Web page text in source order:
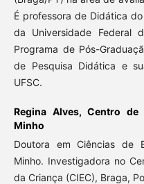
É professora de Didática
da Universidade Federal
Programa de Pós-
de Pesquisa Didática e
UFSC.
Regina Alves,Centro de
Minho
Doutora em Ciências de
Minho. Investigadora no
da Criança (CIEC), Braga,